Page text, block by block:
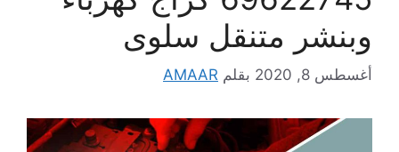
وبنشر متنقل سلوى
أغسطس 8, 2020 بقلم AMAAR